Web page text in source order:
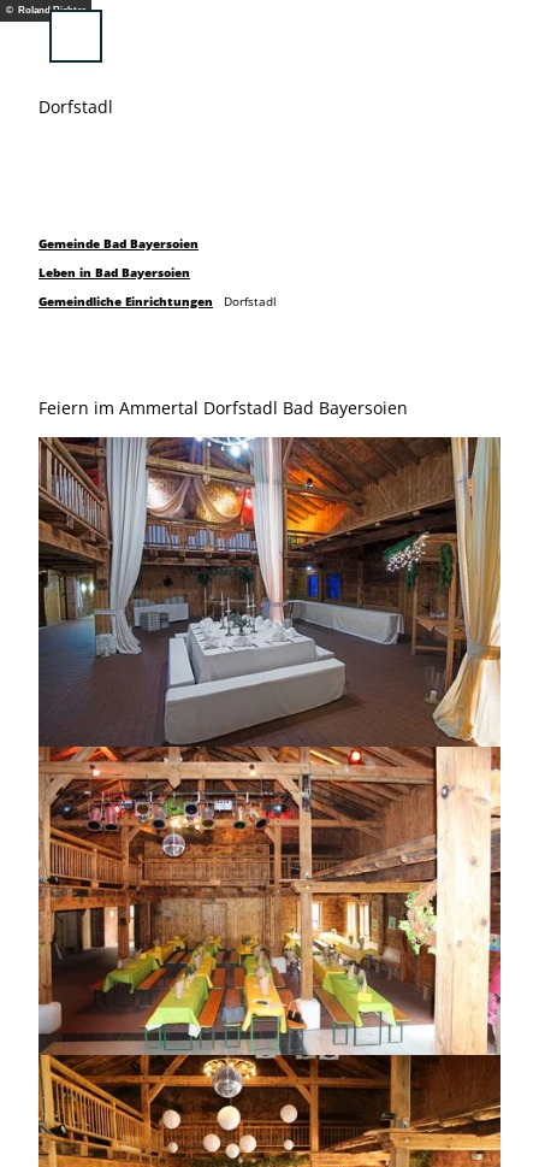
Z© Roland Richter
Dorfstadl
Gemeinde Bad Bayersoien
Leben in Bad Bayersoien
Gemeindliche Einrichtungen
Dorfstadl
Feiern im Ammertal Dorfstadl Bad Bayersoien